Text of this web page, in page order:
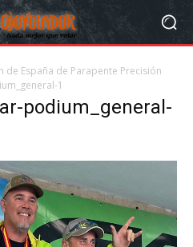
de España de Parapente Precisión
1
podium_general-